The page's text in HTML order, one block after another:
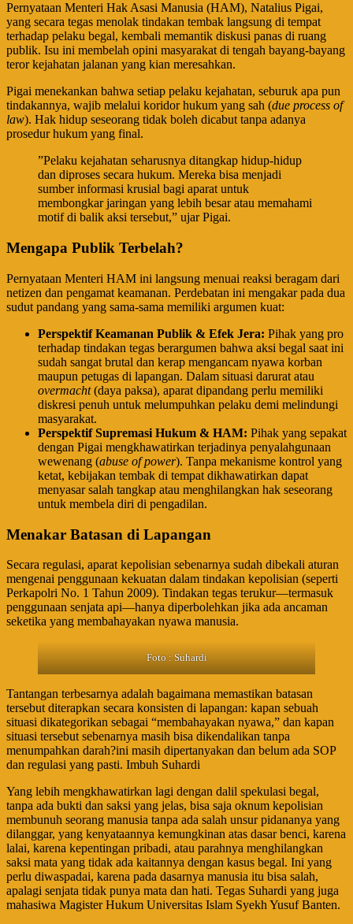
Pernyataan Menteri Hak Asasi Manusia (HAM), Natalius Pigai,
yang secara tegas menolak tindakan tembak langsung di tempat
terhadap pelaku begal, kembali memantik diskusi panas di ruang
publik. Isu ini membelah opini masyarakat di tengah bayang-bayang
teror kejahatan jalanan yang kian meresahkan.
​Pigai menekankan bahwa setiap pelaku kejahatan, seburuk apa pun
tindakannya, wajib melalui koridor hukum yang sah (due process of
law). Hak hidup seseorang tidak boleh dicabut tanpa adanya
prosedur hukum yang final.
​”Pelaku kejahatan seharusnya ditangkap hidup-hidup
dan diproses secara hukum. Mereka bisa menjadi
sumber informasi krusial bagi aparat untuk
membongkar jaringan yang lebih besar atau memahami
motif di balik aksi tersebut,” ujar Pigai.
​Mengapa Publik Terbelah?
​Pernyataan Menteri HAM ini langsung menuai reaksi beragam dari
netizen dan pengamat keamanan. Perdebatan ini mengakar pada dua
sudut pandang yang sama-sama memiliki argumen kuat:
Perspektif Keamanan Publik & Efek Jera: Pihak yang pro
terhadap tindakan tegas berargumen bahwa aksi begal saat ini
sudah sangat brutal dan kerap mengancam nyawa korban
maupun petugas di lapangan. Dalam situasi darurat atau
overmacht(daya paksa), aparat dipandang perlu memiliki
diskresi penuh untuk melumpuhkan pelaku demi melindungi
masyarakat.
Perspektif Supremasi Hukum & HAM: Pihak yang sepakat
dengan Pigai mengkhawatirkan terjadinya penyalahgunaan
wewenang (abuse of power). Tanpa mekanisme kontrol yang
ketat, kebijakan tembak di tempat dikhawatirkan dapat
menyasar salah tangkap atau menghilangkan hak seseorang
untuk membela diri di pengadilan.
​Menakar Batasan di Lapangan
​Secara regulasi, aparat kepolisian sebenarnya sudah dibekali aturan
mengenai penggunaan kekuatan dalam tindakan kepolisian (seperti
Perkapolri No. 1 Tahun 2009). Tindakan tegas terukur—termasuk
penggunaan senjata api—hanya diperbolehkan jika ada ancaman
seketika yang membahayakan nyawa manusia.
Foto : Suhardi
​Tantangan terbesarnya adalah bagaimana memastikan batasan
tersebut diterapkan secara konsisten di lapangan: kapan sebuah
situasi dikategorikan sebagai “membahayakan nyawa,” dan kapan
situasi tersebut sebenarnya masih bisa dikendalikan tanpa
menumpahkan darah?ini masih dipertanyakan dan belum ada SOP
dan regulasi yang pasti. Imbuh Suhardi
Yang lebih mengkhawatirkan lagi dengan dalil spekulasi begal,
tanpa ada bukti dan saksi yang jelas, bisa saja oknum kepolisian
membunuh seorang manusia tanpa ada salah unsur pidananya yang
dilanggar, yang kenyataannya kemungkinan atas dasar benci, karena
lalai, karena kepentingan pribadi, atau parahnya menghilangkan
saksi mata yang tidak ada kaitannya dengan kasus begal. Ini yang
perlu diwaspadai, karena pada dasarnya manusia itu bisa salah,
apalagi senjata tidak punya mata dan hati. Tegas Suhardi yang juga
mahasiwa Magister Hukum Universitas Islam Syekh Yusuf Banten.